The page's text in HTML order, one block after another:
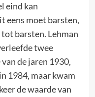
eind kan
eens moet barsten,
barsten. Lehman
twee
de jaren 1930,
1984, maar kwam
de waarde van